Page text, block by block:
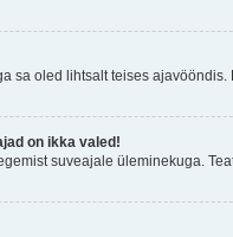
sa oled lihtsalt teises
on ikka valed!
suveajale üleminekuga.